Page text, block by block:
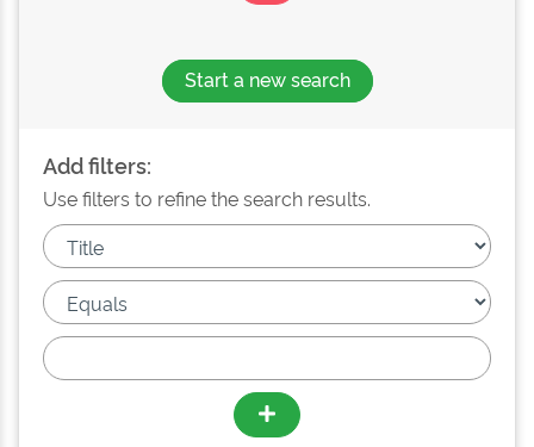
Start a new search
Add filters:
Use filters to refine the search results.